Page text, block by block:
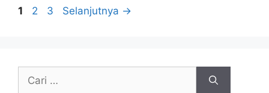
Halaman
1 Halaman
2 Halaman
3 Selanjutnya →
Cari